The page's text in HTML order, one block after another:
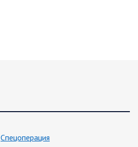
Спецоперация